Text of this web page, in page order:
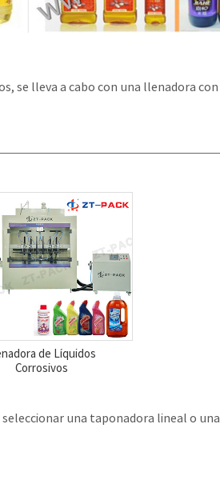
se lleva a cabo con una llenadora
de Líquidos
Corrosivos
una taponadora lineal o